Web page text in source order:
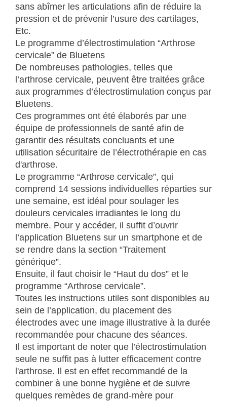
sans abîmer les articulations afin de réduire la
pression et de prévenir l’usure des cartilages,
Etc.
Le programme d’électrostimulation “Arthrose
cervicale” de Bluetens
De nombreuses pathologies, telles que
l’arthrose cervicale, peuvent être traitées grâce
aux programmes d’électrostimulation conçus par
Bluetens.
Ces programmes ont été élaborés par une
équipe de professionnels de santé afin de
garantir des résultats concluants et une
utilisation sécuritaire de l’électrothérapie en cas
d'arthrose.
Le programme “Arthrose cervicale”, qui
comprend 14 sessions individuelles réparties sur
une semaine, est idéal pour soulager les
douleurs cervicales irradiantes le long du
membre. Pour y accéder, il suffit d’ouvrir
l’application Bluetens sur un smartphone et de
se rendre dans la section “Traitement
générique”.
Ensuite, il faut choisir le “Haut du dos” et le
programme “Arthrose cervicale”.
Toutes les instructions utiles sont disponibles au
sein de l’application, du placement des
électrodes avec une image illustrative à la durée
recommandée pour chacune des séances.
Il est important de noter que l’électrostimulation
seule ne suffit pas à lutter efficacement contre
l'arthrose. Il est en effet recommandé de la
combiner à une bonne hygiène et de suivre
quelques remèdes de grand-mère pour